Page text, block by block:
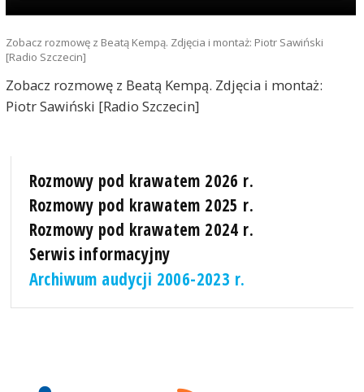
Zobacz rozmowę z Beatą Kempą. Zdjęcia i montaż: Piotr Sawiński
[Radio Szczecin]
Zobacz rozmowę z Beatą Kempą. Zdjęcia i montaż:
Piotr Sawiński [Radio Szczecin]
Rozmowy pod krawatem 2026 r.
Rozmowy pod krawatem 2025 r.
Rozmowy pod krawatem 2024 r.
Serwis informacyjny
Archiwum audycji 2006-2023 r.